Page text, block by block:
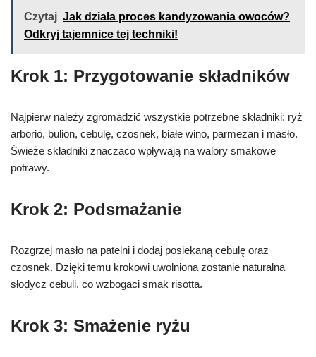
Czytaj Jak działa proces kandyzowania owoców?
Odkryj tajemnice tej techniki!
Krok 1: Przygotowanie składników
Najpierw należy zgromadzić wszystkie potrzebne składniki: ryż
arborio, bulion, cebulę, czosnek, białe wino, parmezan i masło.
Świeże składniki znacząco wpływają na walory smakowe
potrawy.
Krok 2: Podsmażanie
Rozgrzej masło na patelni i dodaj posiekaną cebulę oraz
czosnek. Dzięki temu krokowi uwolniona zostanie naturalna
słodycz cebuli, co wzbogaci smak risotta.
Krok 3: Smażenie ryżu